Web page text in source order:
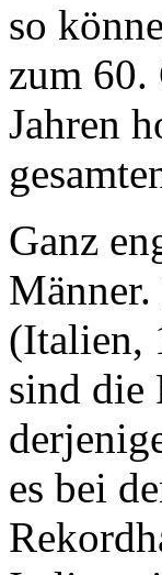
so
zum 60.
Jahren
Ganz
(Italien,
sind die
es bei